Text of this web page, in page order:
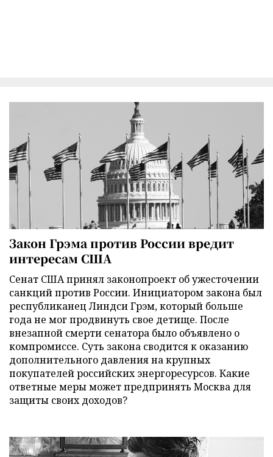
Закон Грэма против России вредит
интересам США
Сенат США принял законопроект об ужесточении
санкций против России. Инициатором закона был
республиканец Линдси Грэм, который больше
года не мог продвинуть свое детище. После
внезапной смерти сенатора было объявлено о
компромиссе. Суть закона сводится к оказанию
дополнительного давления на крупных
покупателей российских энергоресурсов. Какие
ответные меры может предпринять Москва для
защиты своих доходов?